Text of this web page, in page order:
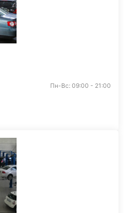
Пн-Вс: 09:00 - 21:00